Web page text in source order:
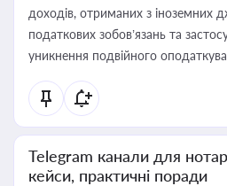
доходів, отриманих з іноземних
податкових зобов’язань та
уникнення подвійного
Telegram канали для
кейси, практичні поради